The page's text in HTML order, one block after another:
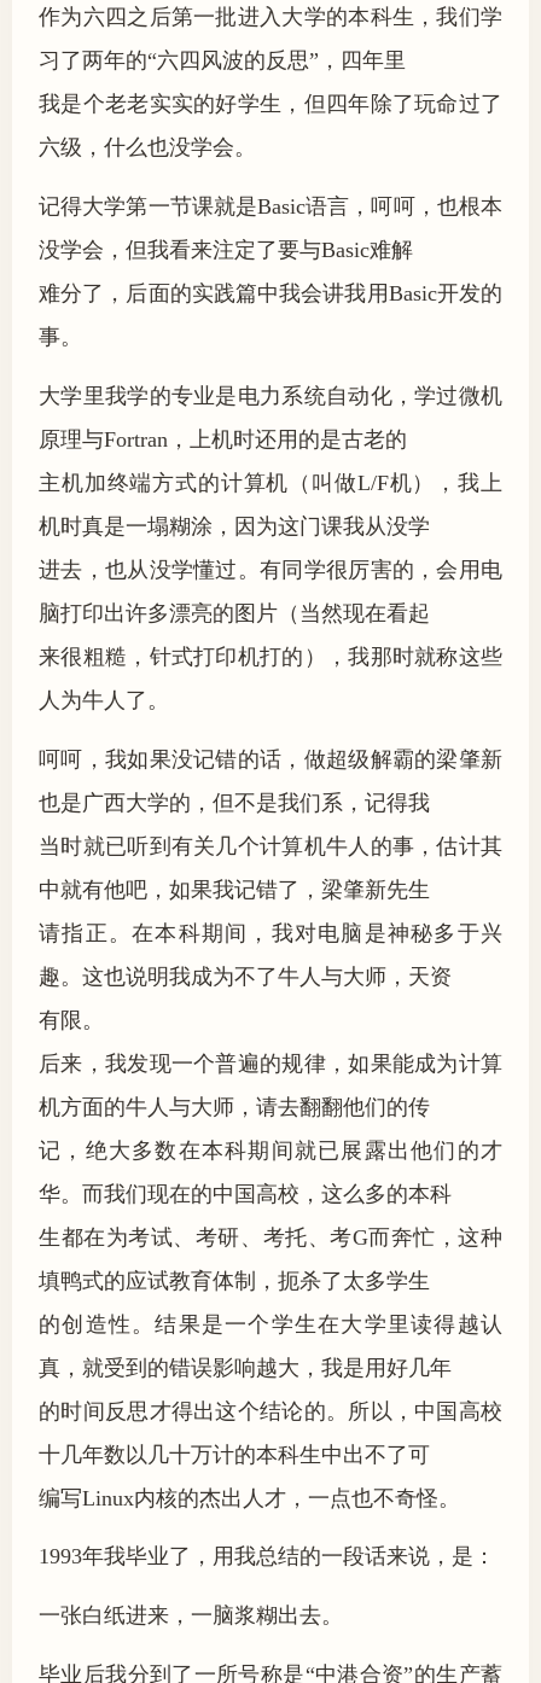
作为六四之后第一批进入大学的本科生，我们学
习了两年的“六四风波的反思”，四年里
我是个老老实实的好学生，但四年除了玩命过了
六级，什么也没学会。
记得大学第一节课就是Basic语言，呵呵，也根本
没学会，但我看来注定了要与Basic难解
难分了，后面的实践篇中我会讲我用Basic开发的
事。
大学里我学的专业是电力系统自动化，学过微机
原理与Fortran，上机时还用的是古老的
主机加终端方式的计算机（叫做L/F机），我上
机时真是一塌糊涂，因为这门课我从没学
进去，也从没学懂过。有同学很厉害的，会用电
脑打印出许多漂亮的图片（当然现在看起
来很粗糙，针式打印机打的），我那时就称这些
人为牛人了。
呵呵，我如果没记错的话，做超级解霸的梁肇新
也是广西大学的，但不是我们系，记得我
当时就已听到有关几个计算机牛人的事，估计其
中就有他吧，如果我记错了，梁肇新先生
请指正。在本科期间，我对电脑是神秘多于兴
趣。这也说明我成为不了牛人与大师，天资
有限。
后来，我发现一个普遍的规律，如果能成为计算
机方面的牛人与大师，请去翻翻他们的传
记，绝大多数在本科期间就已展露出他们的才
华。而我们现在的中国高校，这么多的本科
生都在为考试、考研、考托、考G而奔忙，这种
填鸭式的应试教育体制，扼杀了太多学生
的创造性。结果是一个学生在大学里读得越认
真，就受到的错误影响越大，我是用好几年
的时间反思才得出这个结论的。所以，中国高校
十几年数以几十万计的本科生中出不了可
编写Linux内核的杰出人才，一点也不奇怪。
1993年我毕业了，用我总结的一段话来说，是：
一张白纸进来，一脑浆糊出去。
毕业后我分到了一所号称是“中港合资”的生产蓄